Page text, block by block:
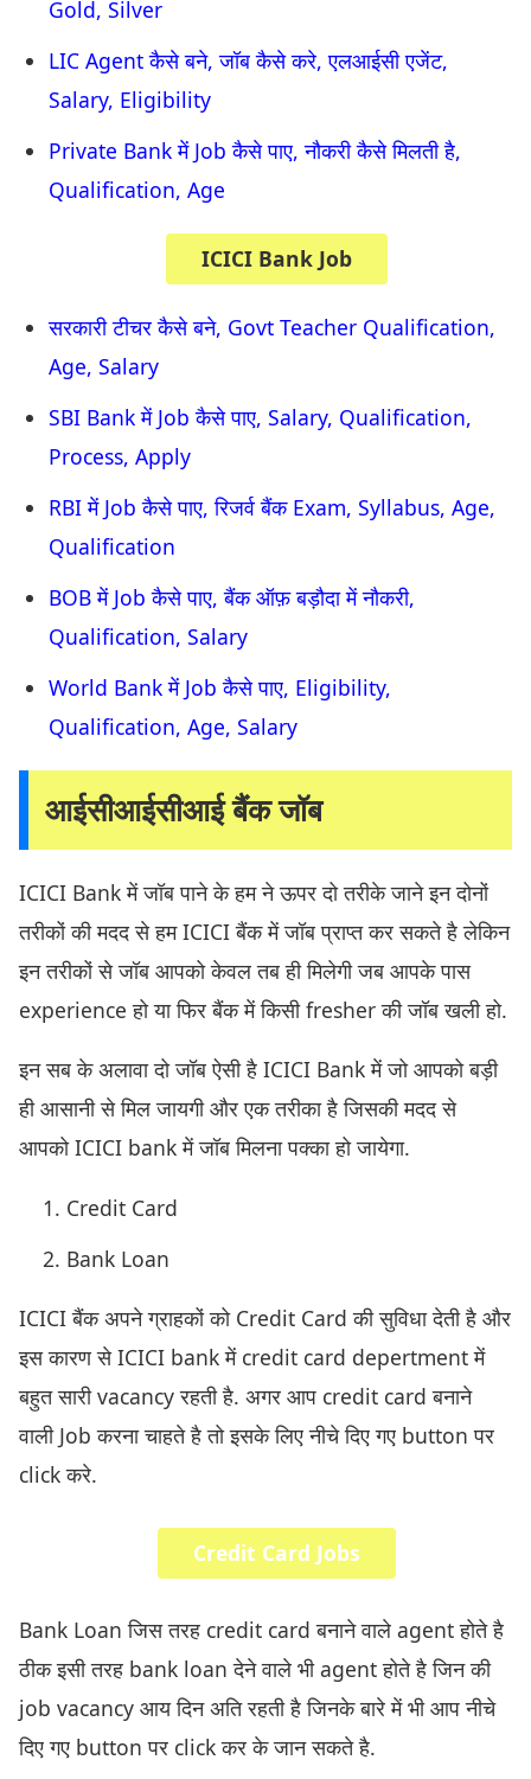
Gold, Silver
LIC Agent कैसे बने, जॉब कैसे करे, एलआईसी एजेंट,
Salary, Eligibility
Private Bank में Job कैसे पाए, नौकरी कैसे मिलती है,
Qualification, Age
ICICI Bank Job
सरकारी टीचर कैसे बने, Govt Teacher Qualification,
Age, Salary
SBI Bank में Job कैसे पाए, Salary, Qualification,
Process, Apply
RBI में Job कैसे पाए, रिजर्व बैंक Exam, Syllabus, Age,
Qualification
BOB में Job कैसे पाए, बैंक ऑफ़ बड़ौदा में नौकरी,
Qualification, Salary
World Bank में Job कैसे पाए, Eligibility,
Qualification, Age, Salary
आईसीआईसीआई बैंक जॉब
ICICI Bank में जॉब पाने के हम ने ऊपर दो तरीके जाने इन दोनों
तरीकों की मदद से हम ICICI बैंक में जॉब प्राप्त कर सकते है लेकिन
इन तरीकों से जॉब आपको केवल तब ही मिलेगी जब आपके पास
experience हो या फिर बैंक में किसी fresher की जॉब खली हो.
इन सब के अलावा दो जॉब ऐसी है ICICI Bank में जो आपको बड़ी
ही आसानी से मिल जायगी और एक तरीका है जिसकी मदद से
आपको ICICI bank में जॉब मिलना पक्का हो जायेगा.
Credit Card
Bank Loan
ICICI बैंक अपने ग्राहकों को Credit Card की सुविधा देती है और
इस कारण से ICICI bank में credit card depertment में
बहुत सारी vacancy रहती है. अगर आप credit card बनाने
वाली Job करना चाहते है तो इसके लिए नीचे दिए गए button पर
click करे.
Credit Card Jobs
Bank Loan जिस तरह credit card बनाने वाले agent होते है
ठीक इसी तरह bank loan देने वाले भी agent होते है जिन की
job vacancy आय दिन अति रहती है जिनके बारे में भी आप नीचे
दिए गए button पर click कर के जान सकते है.